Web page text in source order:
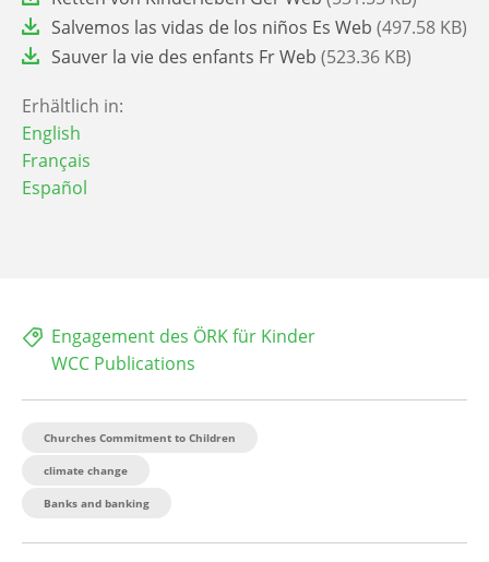
File Salvemos las vidas de los niños Es Web (497.58 KB)
File Sauver la vie des enfants Fr Web (523.36 KB)
Erhältlich in:
English
Français
Español
Engagement des ÖRK für Kinder
WCC Publications
Churches Commitment to Children
climate change
Banks and banking